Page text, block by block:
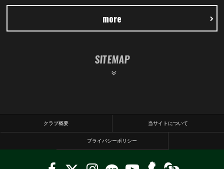
more
SITEMAP
クラブ概要 当サイトについて
プライバシーポリシー